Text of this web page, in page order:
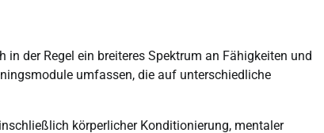
der Regel ein breiteres Spektrum an Fähigkeiten und
umfassen, die auf unterschiedliche
körperlicher Konditionierung, mentaler